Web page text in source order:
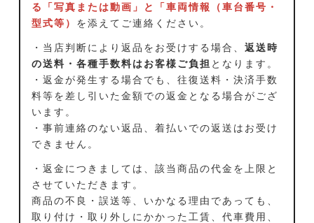
る「写真または動画」と「車両情報（車台番号・
型式等） を添えてご連絡ください。
・当店判断により返品をお受けする場合、 返送時
の送料・各種手数料はお客様ご負担 となります。
・返金が発生する場合でも、往復送料・決済手数
料等を差し引いた金額での返金となる場合がござ
います。
・事前連絡のない返品、着払いでの返送はお受け
できません。
・返金につきましては、該当商品の代金を上限と
させていただきます。
商品の不良・誤送等、いかなる理由であっても、
取り付け・取り外しにかかった工賃、代車費用、